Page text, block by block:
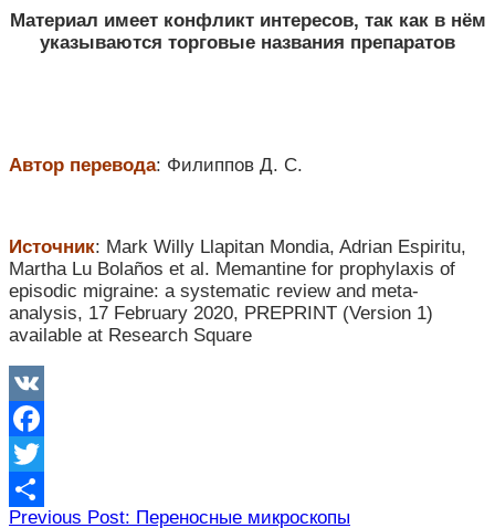
Материал имеет конфликт интересов, так как в нём
указываются торговые названия препаратов
Автор перевода: Филиппов Д. С.
Источник: Mark Willy Llapitan Mondia, Adrian Espiritu,
Martha Lu Bolaños et al. Memantine for prophylaxis of
episodic migraine: a systematic review and meta-
analysis, 17 February 2020, PREPRINT (Version 1)
available at Research Square
VK
Facebook
Twitter
Навигация
Previous Post: Переносные микроскопы